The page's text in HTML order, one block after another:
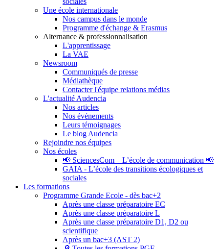
Une école internationale
Nos campus dans le monde
Programme d'échange & Erasmus
Alternance & professionnalisation
L'apprentissage
La VAE
Newsroom
Communiqués de presse
Médiathèque
Contacter l'équipe relations médias
L'actualité Audencia
Nos articles
Nos événements
Leurs témoignages
Le blog Audencia
Rejoindre nos équipes
Nos écoles
📢 SciencesCom – L’école de communication 📢
GAIA - L’école des transitions écologiques et
sociales
Les formations
Programme Grande Ecole - dès bac+2
Après une classe préparatoire EC
Après une classe préparatoire L
Après une classe préparatoire D1, D2 ou
scientifique
Après un bac+3 (AST 2)